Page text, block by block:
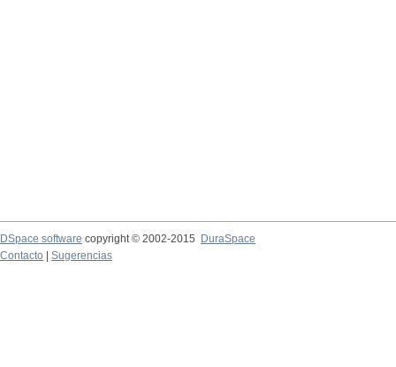
DSpace software copyright © 2002-2015
DuraSpace
Contacto
Sugerencias